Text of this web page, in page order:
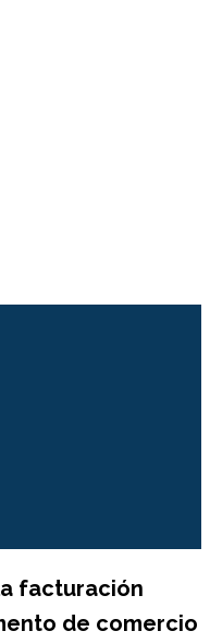
facturación
de comercio